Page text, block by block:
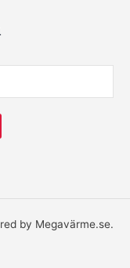
by Megavärme.se.